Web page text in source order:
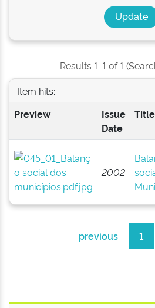
Results 1-1 of 1
Item hits:
Preview
Issue
Date
Title
2002
previous 1